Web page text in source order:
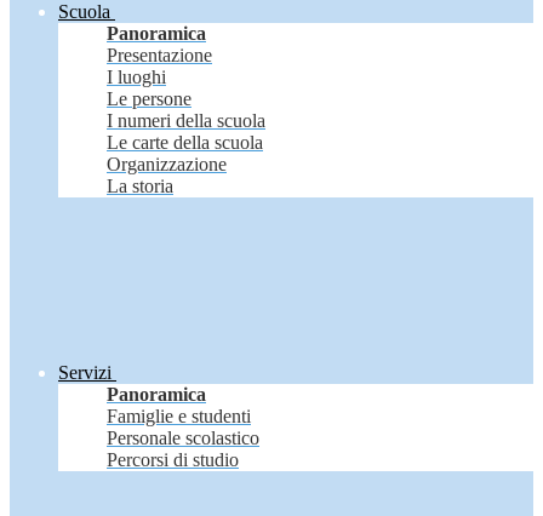
Scuola
Panoramica
Presentazione
I luoghi
Le persone
I numeri della scuola
Le carte della scuola
Organizzazione
La storia
Servizi
Panoramica
Famiglie e studenti
Personale scolastico
Percorsi di studio